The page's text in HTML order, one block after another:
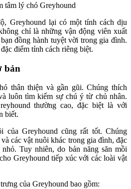
tâm lý chó Greyhound
Greyhound lại có một tính cách dịu
chỉ là những vận động viên xuất
đồng hành tuyệt vời trong gia đình.
điểm tính cách riêng biệt.
bản
thân thiện và gần gũi. Chúng thích
luôn tìm kiếm sự chú ý từ chủ nhân.
thường cao, đặc biệt là với
biết.
của Greyhound cũng rất tốt. Chúng
các vật nuôi khác trong gia đình, đặc
Tuy nhiên, do bản năng săn mồi
Greyhound tiếp xúc với các loài vật
của Greyhound bao gồm: